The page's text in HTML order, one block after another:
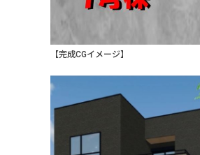
【完成CGイメージ】